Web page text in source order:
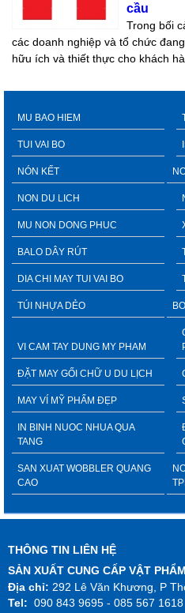
cầu
Trong bối
các doanh nghiệp và tổ chức
hữu ích và thiết thực cho khách
MU BAO HIEM
TUI VAI BO
NÓN KẾT
NON DU LICH
MU NON DONG PHUC
BALO DÂY RÚT
DIA CHI MAY TUI VAI BO
TÚI NHỰA DẺO
VI CAM TAY DUNG MY PHAM
ĐẶT MAY GỐI CHỮ U DU LỊCH
MAY VÍ MỸ PHẨM ĐẸP
IN BINH NUOC NHUA QUA
TANG
SAN XUAT WOBBLER QUANG
CAO
THÔNG TIN LIÊN HỆ
SẢN XUẤT CUNG CẤP VẬT
Địa chỉ: 292 Lê Văn Khương, P
Tel: 090 843 9695 - 085 567 1618